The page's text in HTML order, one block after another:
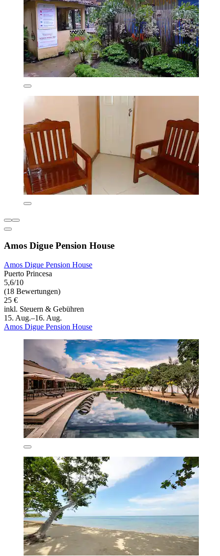
Amos Digue Pension House
Amos Digue Pension House
Puerto Princesa
5,6/10
(18 Bewertungen)
25 €
inkl. Steuern & Gebühren
15. Aug.–16. Aug.
Amos Digue Pension House